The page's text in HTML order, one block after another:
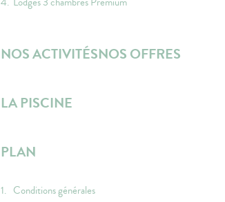
NOS ACTIVITÉSNOS OFFRES
LA PISCINE
PLAN
Conditions générales